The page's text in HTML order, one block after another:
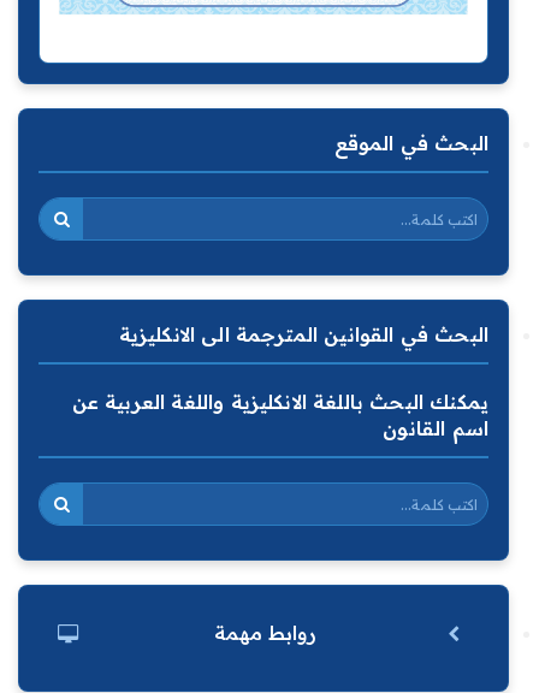
البحث في الموقع
البحث في القوانين المترجمة الى الانكليزية
يمكنك البحث باللغة الانكليزية واللغة العربية عن
اسم القانون
روابط مهمة